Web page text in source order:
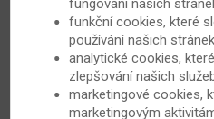
to náhoda, slunce skutečně
přínosné, musí se však
27. 6. 2018 Psoriáza
fungování našich
funkční cookies, které
používání našich stránek
analytické cookies,
zlepšování našich
marketingové cookies,
marketingovým